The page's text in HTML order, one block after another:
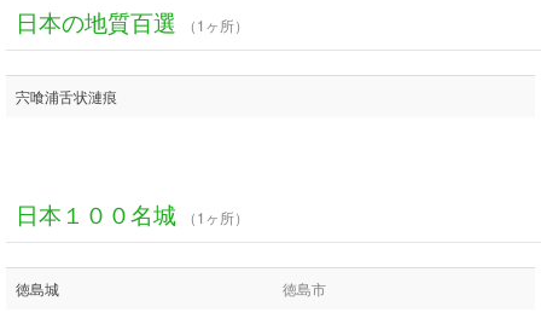
日本の地質百選 （1ヶ所）
宍喰浦舌状漣痕
日本１００名城 （1ヶ所）
徳島城 徳島市